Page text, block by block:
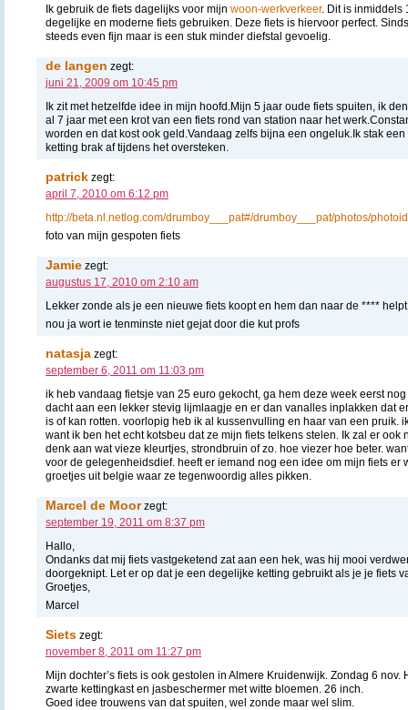
Ik gebruik de fiets dagelijks voor mijn woon-werkverkeer. Dit is inmiddels
degelijke en moderne fiets gebruiken. Deze fiets is hiervoor perfect.
steeds even fijn maar is een stuk minder diefstal gevoelig.
de langen zegt:
juni 21, 2009 om 10:45 pm
Ik zit met hetzelfde idee in mijn hoofd.Mijn 5 jaar oude fiets spuiten, ik
al 7 jaar met een krot van een fiets rond van station naar het
worden en dat kost ook geld.Vandaag zelfs bijna een ongeluk.Ik stak
ketting brak af tijdens het oversteken.
patrick zegt:
april 7, 2010 om 6:12 pm
http://beta.nl.netlog.com/drumboy___pat#/drumboy___pat/photos/
foto van mijn gespoten fiets
Jamie zegt:
augustus 17, 2010 om 2:10 am
Lekker zonde als je een nieuwe fiets koopt en hem dan naar de ****
nou ja wort ie tenminste niet gejat door die kut profs
natasja zegt:
september 6, 2011 om 11:03 pm
ik heb vandaag fietsje van 25 euro gekocht, ga hem deze week eerst
dacht aan een lekker stevig lijmlaagje en er dan vanalles inplakken dat
is of kan rotten. voorlopig heb ik al kussenvulling en haar van een pruik.
want ik ben het echt kotsbeu dat ze mijn fiets telkens stelen. Ik zal er ook
denk aan wat vieze kleurtjes, strondbruin of zo. hoe viezer hoe beter.
voor de gelegenheidsdief. heeft er iemand nog een idee om mijn fiets er
groetjes uit belgie waar ze tegenwoordig alles pikken.
Marcel de Moorzegt:
september 19, 2011 om 8:37 pm
Hallo,
Ondanks dat mij fiets vastgeketend zat aan een hek, was hij mooi
doorgeknipt. Let er op dat je een degelijke ketting gebruikt als je je fiets
Groetjes,
Marcel
Siets zegt:
november 8, 2011 om 11:27 pm
Mijn dochter’s fiets is ook gestolen in Almere Kruidenwijk. Zondag 6 nov.
zwarte kettingkast en jasbeschermer met witte bloemen. 26 inch.
Goed idee trouwens van dat spuiten, wel zonde maar wel slim.